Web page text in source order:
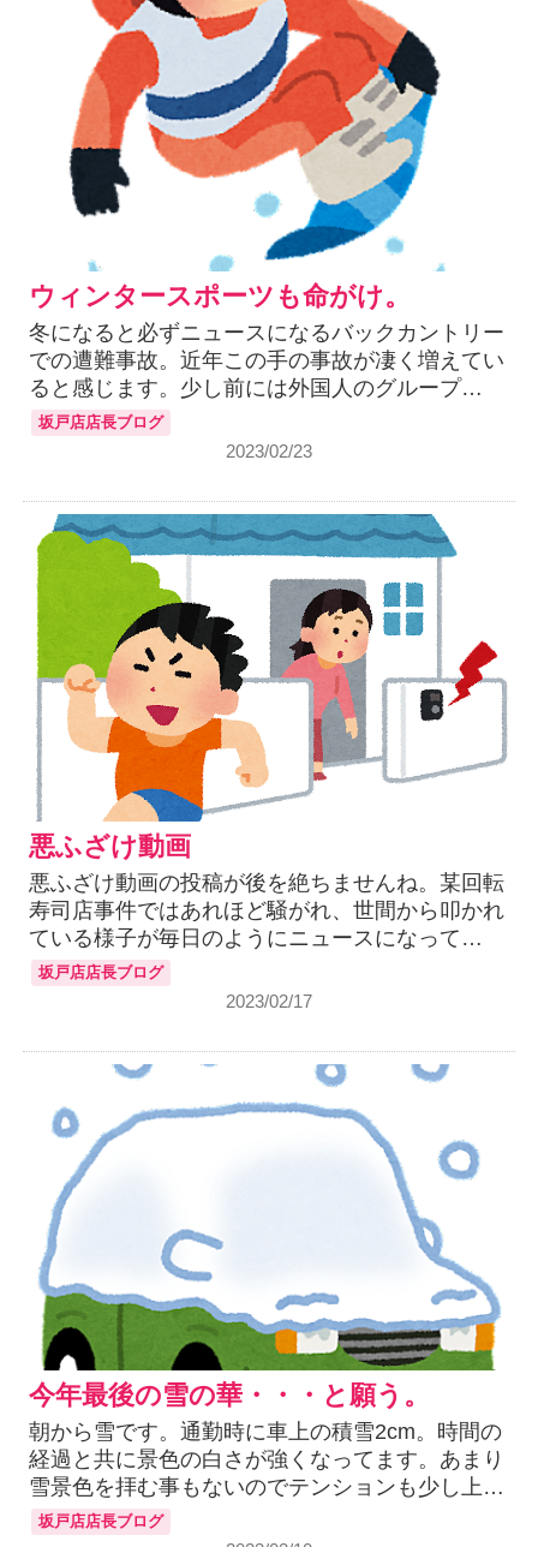
ウィンタースポーツも命がけ。
冬になると必ずニュースになるバックカントリー
での遭難事故。近年この手の事故が凄く増えてい
ると感じます。少し前には外国人のグループ…
坂戸店店長ブログ
2023/02/23
悪ふざけ動画
悪ふざけ動画の投稿が後を絶ちませんね。某回転
寿司店事件ではあれほど騒がれ、世間から叩かれ
ている様子が毎日のようにニュースになって…
坂戸店店長ブログ
2023/02/17
今年最後の雪の華・・・と願う。
朝から雪です。通勤時に車上の積雪2cm。時間の
経過と共に景色の白さが強くなってます。あまり
雪景色を拝む事もないのでテンションも少し上…
坂戸店店長ブログ